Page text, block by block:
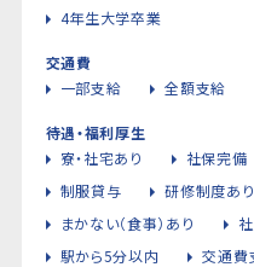
4年生大学卒業
交通費
一部支給
全額支給
待遇・福利厚生
寮・社宅あり
社保完備
制服貸与
研修制度あり
まかない（食事）あり
駅から5分以内
交通費